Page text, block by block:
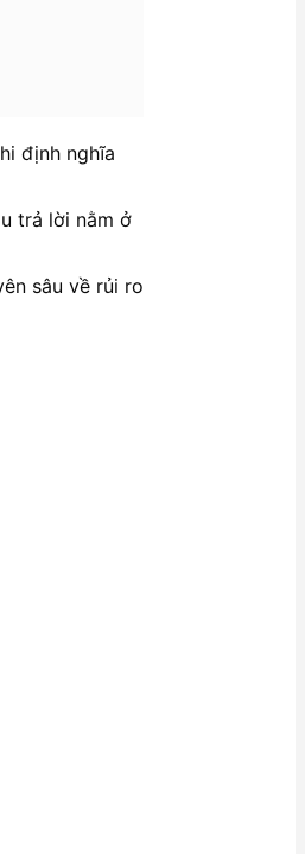
định nghĩa
trả lời nằm ở
sâu về rủi ro